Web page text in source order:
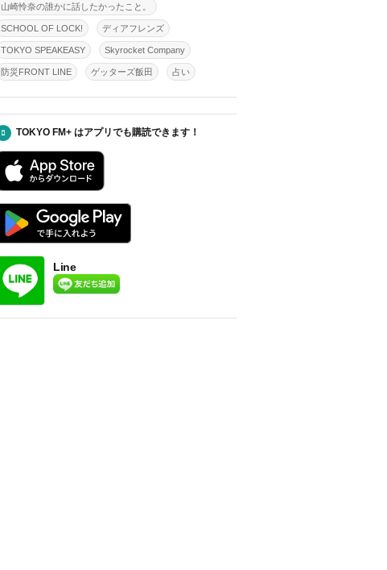
山崎怜奈の誰かに話したかったこと。
SCHOOL OF LOCK! ディアフレンズ
TOKYO SPEAKEASY Skyrocket Company
防災FRONT LINE ゲッターズ飯田 占い
TOKYO FM+ はアプリでも購読できます！
Line